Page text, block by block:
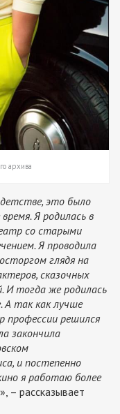
архива
это было
Я родилась в
со старыми
Я проводила
глядя на
сказочных
И тогда же родилась
А так как лучше
профессии решился
закончила
и постепенно
я работаю более
», – рассказывает